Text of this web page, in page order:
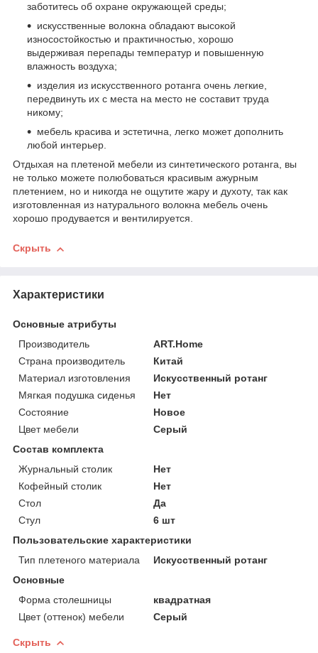
заботитесь об охране окружающей среды;
искусственные волокна обладают высокой
износостойкостью и практичностью, хорошо
выдерживая перепады температур и повышенную
влажность воздуха;
изделия из искусственного ротанга очень легкие,
передвинуть их с места на место не составит труда
никому;
мебель красива и эстетична, легко может дополнить
любой интерьер.
Отдыхая на плетеной мебели из синтетического ротанга, вы
не только можете полюбоваться красивым ажурным
плетением, но и никогда не ощутите жару и духоту, так как
изготовленная из натурального волокна мебель очень
хорошо продувается и вентилируется.
Скрыть
Характеристики
Основные атрибуты
Производитель
ART.Home
Страна производитель
Китай
Материал изготовления
Искусственный ротанг
Мягкая подушка сиденья
Нет
Состояние
Новое
Цвет мебели
Серый
Состав комплекта
Журнальный столик
Нет
Кофейный столик
Нет
Стол
Да
Стул
6 шт
Пользовательские характеристики
Тип плетеного материала
Искусственный ротанг
Основные
Форма столешницы
квадратная
Цвет (оттенок) мебели
Серый
Скрыть